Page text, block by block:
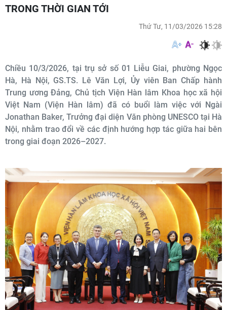
TRONG THỜI GIAN TỚI
Thứ Tư, 11/03/2026 15:28
Chiều 10/3/2026, tại trụ sở số 01 Liễu Giai, phường Ngọc
Hà, Hà Nội, GS.TS. Lê Văn Lợi, Ủy viên Ban Chấp hành
Trung ương Đảng, Chủ tịch Viện Hàn lâm Khoa học xã hội
Việt Nam (Viện Hàn lâm) đã có buổi làm việc với Ngài
Jonathan Baker, Trưởng đại diện Văn phòng UNESCO tại Hà
Nội, nhằm trao đổi về các định hướng hợp tác giữa hai bên
trong giai đoạn 2026–2027.